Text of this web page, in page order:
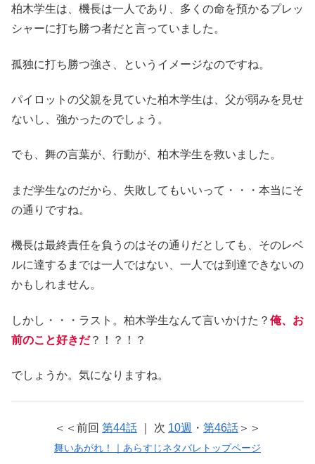
柏木学生は、機長は一人であり、多くの命を預かるプレッ
シャーに打ち勝つ者だと言っていました。
孤独に打ち勝つ強さ、というイメージなのですね。
パイロットの父親を見ていた柏木学生は、父が弱みを見せ
ないし、強かったのでしょう。
でも、舞の言葉が、行動が、柏木学生を救いました。
まだ学生なのだから、失敗してもいいって・・・本当にそ
の通りですね。
機長は最終責任を負うのはその通りだとしても、そのレベ
ルに達するまでは一人ではない、一人では到達できないの
かもしれません。
しかし・・・ラスト。柏木学生なんて言いかけた？ 俺、お
前のこと好きだ？！？！？
でしょうか。気になりますね。
＜＜前回 第44話 ｜ 次 10週 ・ 第46話 ＞＞
舞いあがれ！｜あらすじネタバレトップページ